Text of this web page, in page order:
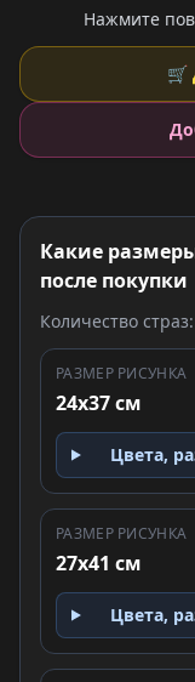
Нажмите
🛒
Какие
после покупки
Количество
РАЗМЕР РИСУНКА
24x37 см
Цвета,
РАЗМЕР РИСУНКА
27x41 см
Цвета,